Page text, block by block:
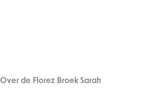
Over de Florez Broek Sarah